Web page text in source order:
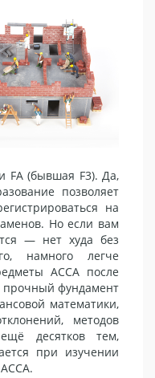
FA (бывшая F3). Да,
позволяет
на
Но если вам
— нет худа без
намного легче
АССА после
прочный фундамент
математики,
методов
десятков тем,
при изучении